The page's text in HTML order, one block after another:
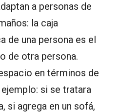
a personas de
la caja
de una persona es el
de otra persona.
en términos de
si se tratara
si agrega en un sofá,